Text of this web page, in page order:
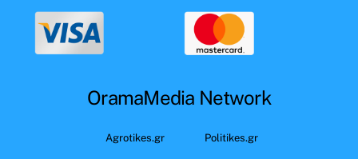
OramaMedia Network
Agrotikes.gr Politikes.gr